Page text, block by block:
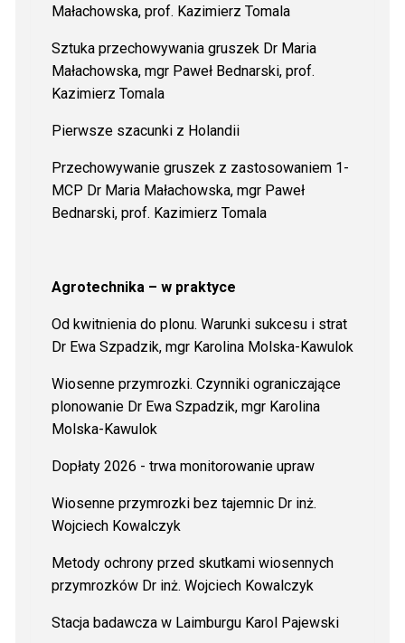
Małachowska, prof. Kazimierz Tomala
Sztuka przechowywania gruszek Dr Maria
Małachowska, mgr Paweł Bednarski, prof.
Kazimierz Tomala
Pierwsze szacunki z Holandii
Przechowywanie gruszek z zastosowaniem 1-
MCP Dr Maria Małachowska, mgr Paweł
Bednarski, prof. Kazimierz Tomala
Agrotechnika – w praktyce
Od kwitnienia do plonu. Warunki sukcesu i strat
Dr Ewa Szpadzik, mgr Karolina Molska-Kawulok
Wiosenne przymrozki. Czynniki ograniczające
plonowanie Dr Ewa Szpadzik, mgr Karolina
Molska-Kawulok
Dopłaty 2026 - trwa monitorowanie upraw
Wiosenne przymrozki bez tajemnic Dr inż.
Wojciech Kowalczyk
Metody ochrony przed skutkami wiosennych
przymrozków Dr inż. Wojciech Kowalczyk
Stacja badawcza w Laimburgu Karol Pajewski